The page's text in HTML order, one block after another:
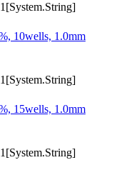
10wells, 1.0mm
15wells, 1.0mm